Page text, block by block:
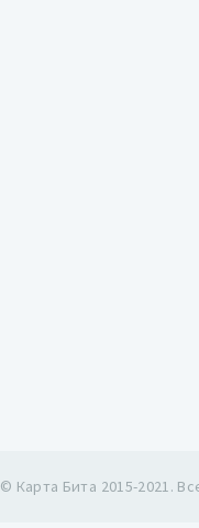
© Карта Бита 2015-2021.